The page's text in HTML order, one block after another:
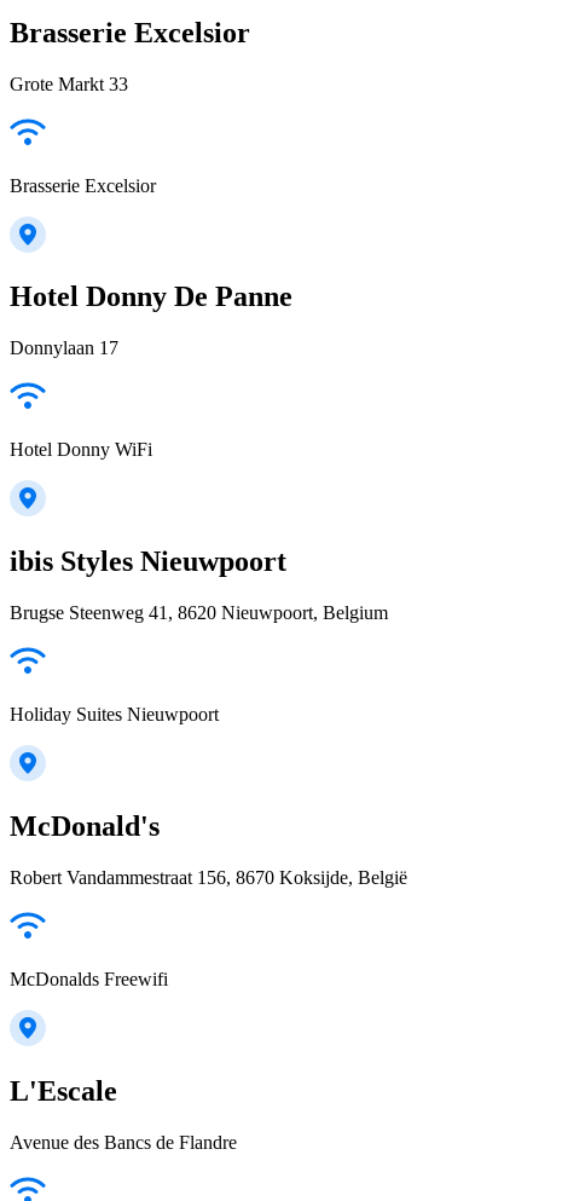
Brasserie Excelsior
Grote Markt 33
Brasserie Excelsior
Hotel Donny De Panne
Donnylaan 17
Hotel Donny WiFi
ibis Styles Nieuwpoort
Brugse Steenweg 41, 8620 Nieuwpoort, Belgium
Holiday Suites Nieuwpoort
McDonald's
Robert Vandammestraat 156, 8670 Koksijde, België
McDonalds Freewifi
L'Escale
Avenue des Bancs de Flandre